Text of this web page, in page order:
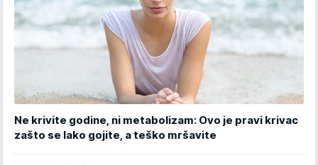
Ne krivite godine, ni metabolizam: Ovo je pravi krivac
zašto se lako gojite, a teško mršavite